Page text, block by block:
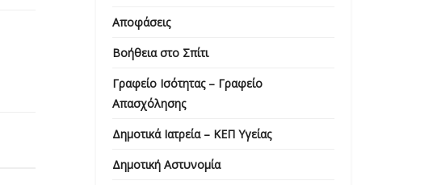
Αποφάσεις
Βοήθεια στο Σπίτι
Γραφείο Ισότητας – Γραφείο
Απασχόλησης
Δημοτικά Ιατρεία – ΚΕΠ Υγείας
Δημοτική Αστυνομία